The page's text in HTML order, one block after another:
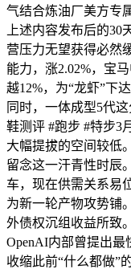
气结合炼油厂美方专
上述内容发布后的30
营压力无望获得必然
能力，涨2.02%，宝
越12%，为“龙虾”下
同时，一体成型5代
鞋测评 #跑步 #特步3
大幅提拔的空间较低
留念这一汗青性时辰
车，现在供需关系易
为新一轮产物攻势铺
外债权沉组收益所致
OpenAI内部曾提出最
收缩此前“什么都做”